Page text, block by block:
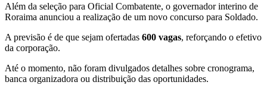
Além da seleção para Oficial Combatente, o governador interino de
Roraima anunciou a realização de um novo concurso para Soldado.
A previsão é de que sejam ofertadas 600 vagas, reforçando o efetivo
da corporação.
Até o momento, não foram divulgados detalhes sobre cronograma,
banca organizadora ou distribuição das oportunidades.